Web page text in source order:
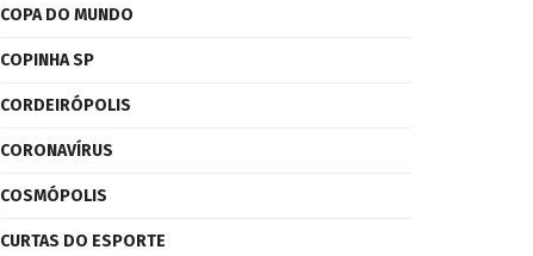
COPA DO MUNDO
COPINHA SP
CORDEIRÓPOLIS
CORONAVÍRUS
COSMÓPOLIS
CURTAS DO ESPORTE